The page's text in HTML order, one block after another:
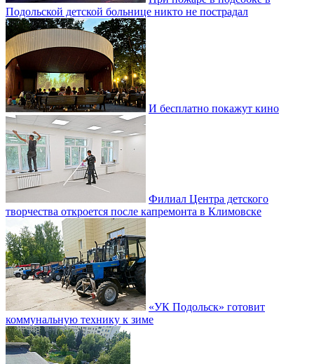
Подольской детской больнице никто не пострадал
И бесплатно покажут кино
Филиал Центра детского
творчества откроется после капремонта в Климовске
«УК Подольск» готовит
коммунальную технику к зиме